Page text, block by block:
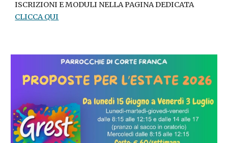
ISCRIZIONI E MODULI NELLA PAGINA DEDICATA
CLICCA QUI